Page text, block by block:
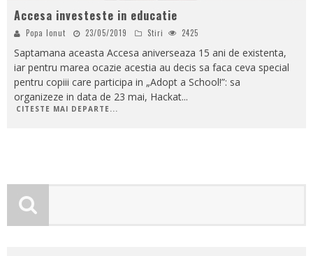
Accesa investeste in educatie
Popa Ionut 23/05/2019 Stiri 2425
Saptamana aceasta Accesa aniverseaza 15 ani de existenta,
iar pentru marea ocazie acestia au decis sa faca ceva special
pentru copiii care participa in „Adopt a School!”: sa
organizeze in data de 23 mai, Hackat...
CITESTE MAI DEPARTE...